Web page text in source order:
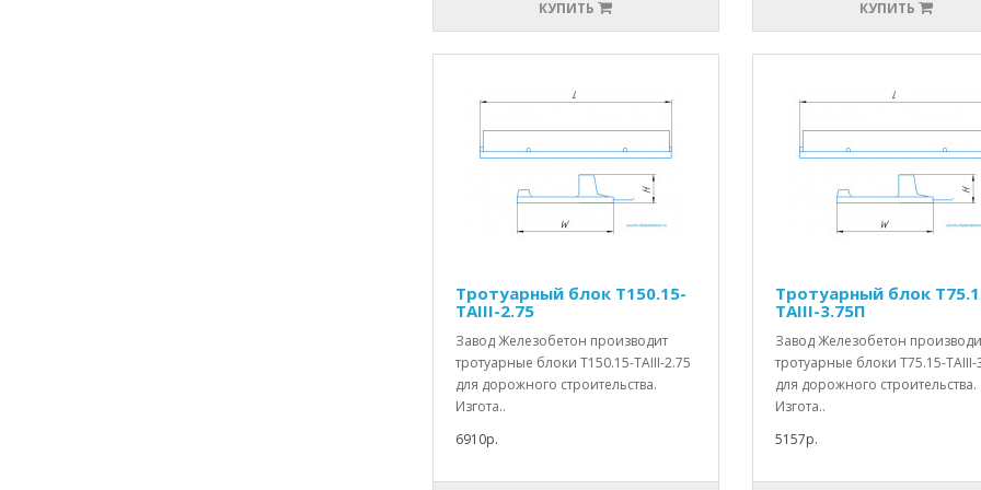
КУПИТЬ КУПИТЬ
Тротуарный блок Т150.15-
TAIII-2.75
Завод Железобетон производит
тротуарные блоки Т150.15-TAIII-2.75
для дорожного строительства.
Изгота..
6910р.
Тротуарный блок
TAIII-3.75П
Завод Железобетон
тротуарные блоки Т75.15-TAIII-
для дорожного строительства.
Изгота..
5157р.